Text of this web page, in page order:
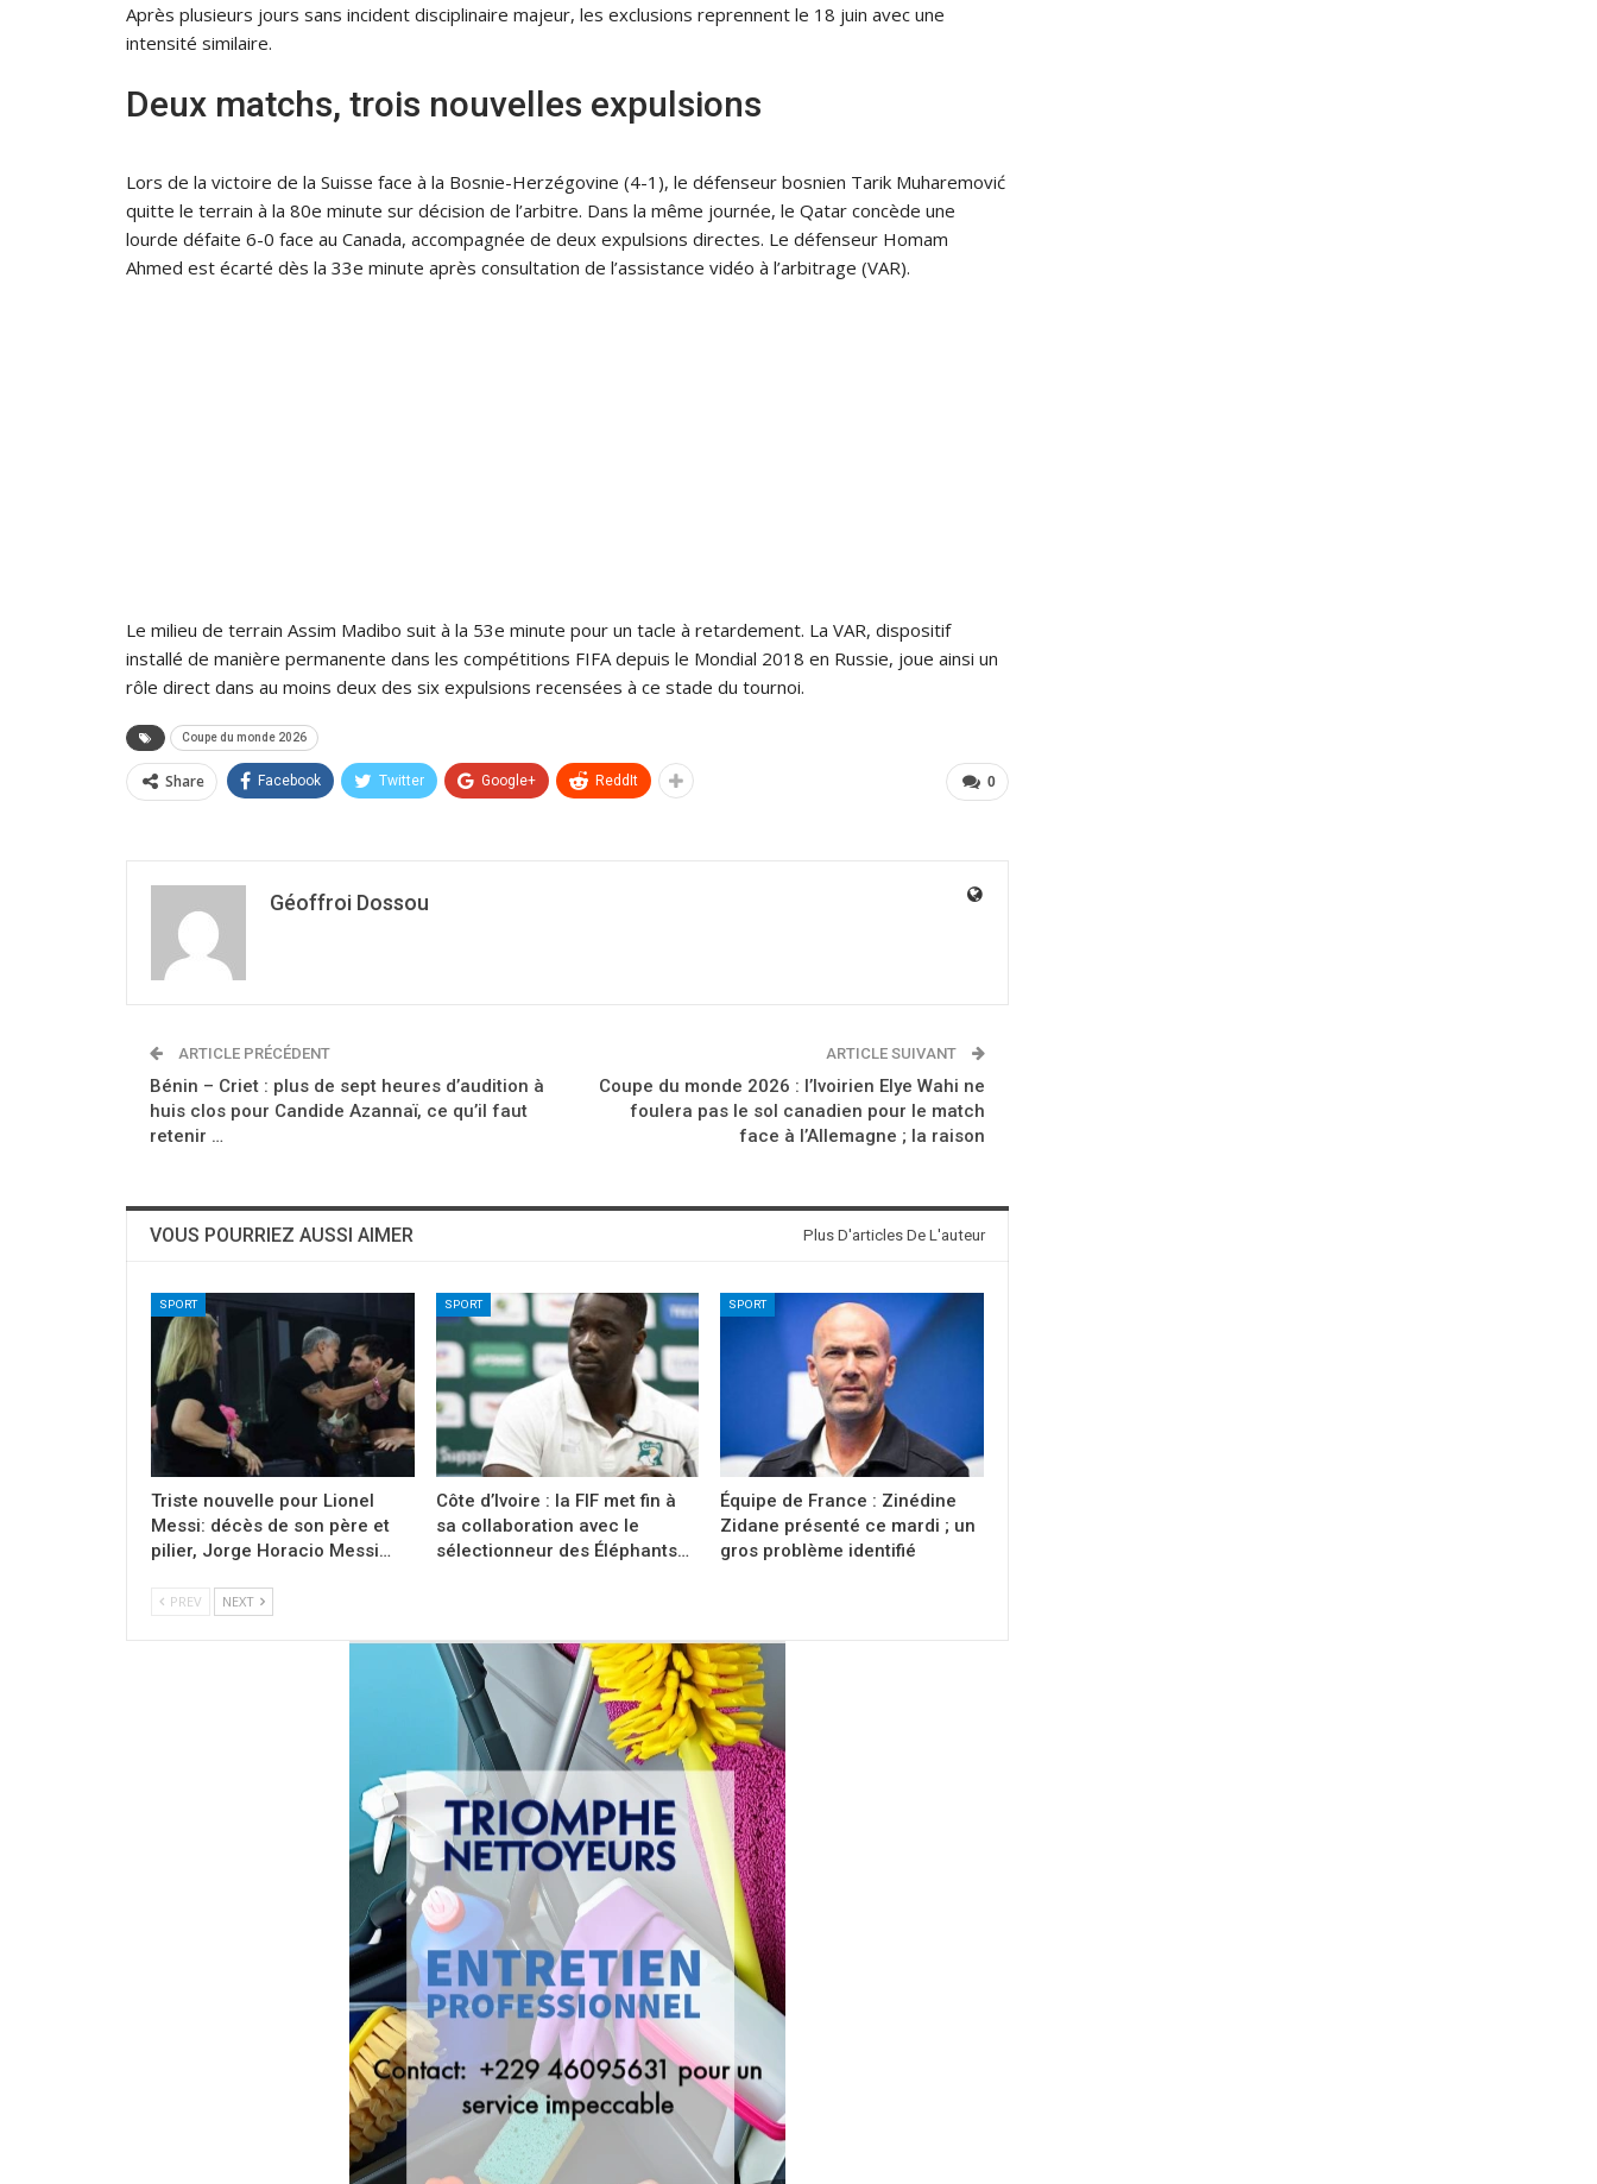
Après plusieurs jours sans incident disciplinaire majeur, les exclusions reprennent le 18 juin avec une
intensité similaire.
Deux matchs, trois nouvelles expulsions
Lors de la victoire de la Suisse face à la Bosnie-Herzégovine (4-1), le défenseur bosnien Tarik Muharemović
quitte le terrain à la 80e minute sur décision de l’arbitre. Dans la même journée, le Qatar concède une
lourde défaite 6-0 face au Canada, accompagnée de deux expulsions directes. Le défenseur Homam
Ahmed est écarté dès la 33e minute après consultation de l’assistance vidéo à l’arbitrage (VAR).
Le milieu de terrain Assim Madibo suit à la 53e minute pour un tacle à retardement. La VAR, dispositif
installé de manière permanente dans les compétitions FIFA depuis le Mondial 2018 en Russie, joue ainsi un
rôle direct dans au moins deux des six expulsions recensées à ce stade du tournoi.
Coupe du monde 2026
0
Share Facebook Twitter Google+ ReddIt
Géoffroi Dossou
ARTICLE PRÉCÉDENT
Bénin – Criet : plus de sept heures d’audition à
huis clos pour Candide Azannaï, ce qu’il faut
retenir …
ARTICLE SUIVANT
Coupe du monde 2026 : l’Ivoirien Elye Wahi ne
foulera pas le sol canadien pour le match
face à l’Allemagne ; la raison
VOUS POURRIEZ AUSSI AIMER Plus D'articles De L'auteur
SPORT
Triste nouvelle pour Lionel
Messi: décès de son père et
pilier, Jorge Horacio Messi…
SPORT
Côte d’Ivoire : la FIF met fin à
sa collaboration avec le
sélectionneur des Éléphants…
SPORT
Équipe de France : Zinédine
Zidane présenté ce mardi ; un
gros problème identifié
PREV NEXT